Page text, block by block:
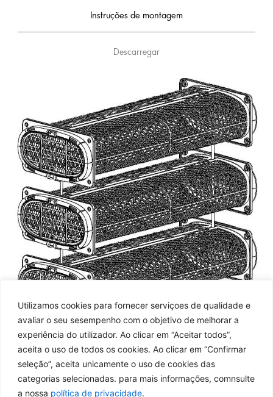
Utilizamos cookies para fornecer serviçoes de qualidade e
avaliar o seu sesempenho com o objetivo de melhorar a
experiência do utilizador. Ao clicar em “Aceitar todos”,
aceita o uso de todos os cookies. Ao clicar em “Confirmar
seleção”, aceita unicamente o uso de cookies das
categorias selecionadas. para mais informações, comnsulte
a nossa política de privacidade.
Instruções de montagem
Descarregar